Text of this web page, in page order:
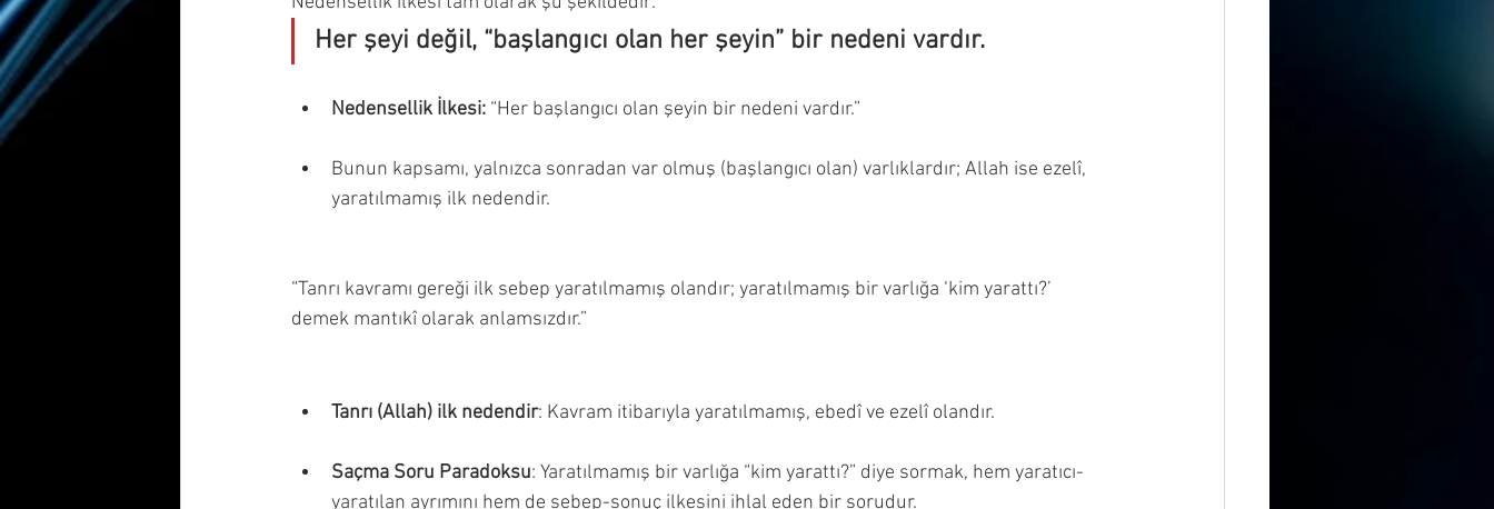
Her şeyi değil, “başlangıcı olan her şeyin” bir nedeni vardır.
Nedensellik İlkesi: “Her başlangıcı olan şeyin bir nedeni vardır.”
Bunun kapsamı, yalnızca sonradan var olmuş (başlangıcı olan) varlıklardır; Allah ise ezelî,
yaratılmamış ilk nedendir.
“Tanrı kavramı gereği ilk sebep yaratılmamış olandır; yaratılmamış bir varlığa ‘kim yarattı?’
demek mantıkî olarak anlamsızdır.”
Tanrı (Allah) ilk nedendir: Kavram itibarıyla yaratılmamış, ebedî ve ezelî olandır.
Saçma Soru Paradoksu: Yaratılmamış bir varlığa “kim yarattı?” diye sormak, hem yaratıcı-
yaratılan ayrımını hem de sebep-sonuç ilkesini ihlal eden bir sorudur.